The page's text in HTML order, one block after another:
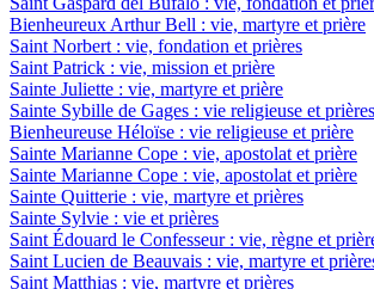
Bienheureux Arthur Bell : vie, martyre et prière
Saint Norbert : vie, fondation et prières
Saint Patrick : vie, mission et prière
Sainte Juliette : vie, martyre et prière
Sainte Sybille de Gages : vie religieuse et prières
Bienheureuse Héloïse : vie religieuse et prière
Sainte Marianne Cope : vie, apostolat et prière
Sainte Marianne Cope : vie, apostolat et prière
Sainte Quitterie : vie, martyre et prières
Sainte Sylvie : vie et prières
Saint Édouard le Confesseur : vie, règne et
Saint Lucien de Beauvais : vie, martyre et
Saint Matthias : vie, martyre et prières